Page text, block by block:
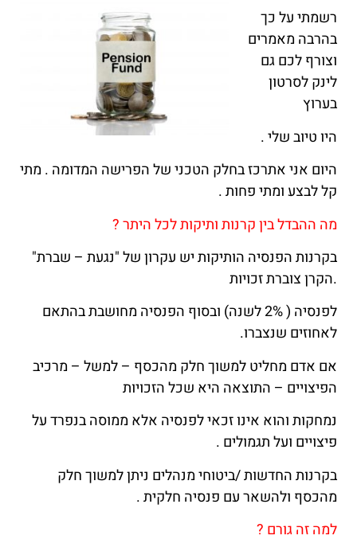
רשמתי על כך
בהרבה מאמרים
וצורף לכם גם
לינק לסרטון
בערוץ
היו טיוב שלי .
היום אני אתרכז בחלק הטכני של הפרישה המדומה . מתי
קל לבצע ומתי פחות .
מה ההבדל בין קרנות ותיקות לכל היתר ?
בקרנות הפנסיה הותיקות יש עקרון של "נגעת – שברת"
.הקרן צוברת זכויות
לפנסיה ( 2% לשנה) ובסוף הפנסיה מחושבת בהתאם
לאחוזים שנצברו.
אם אדם מחליט למשוך חלק מהכסף – למשל – מרכיב
הפיצויים – התוצאה היא שכל הזכויות
נמחקות והוא אינו זכאי לפנסיה אלא ממוסה בנפרד על
פיצויים ועל תגמולים .
בקרנות החדשות /ביטוחי מנהלים ניתן למשוך חלק
מהכסף ולהשאר עם פנסיה חלקית .
למה זה גורם ?